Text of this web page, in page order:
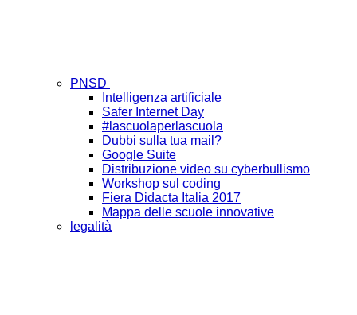
PNSD
Intelligenza artificiale
Safer Internet Day
#lascuolaperlascuola
Dubbi sulla tua mail?
Google Suite
Distribuzione video su cyberbullismo
Workshop sul coding
Fiera Didacta Italia 2017
Mappa delle scuole innovative
legalità